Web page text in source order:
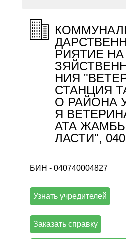
РИЯТИЕ
НИЯ
СТАНЦИЯ
О РАЙОНА
Я
АТА
ЛАСТИ",
БИН - 040740004827
Узнать учредителей
Заказать справку